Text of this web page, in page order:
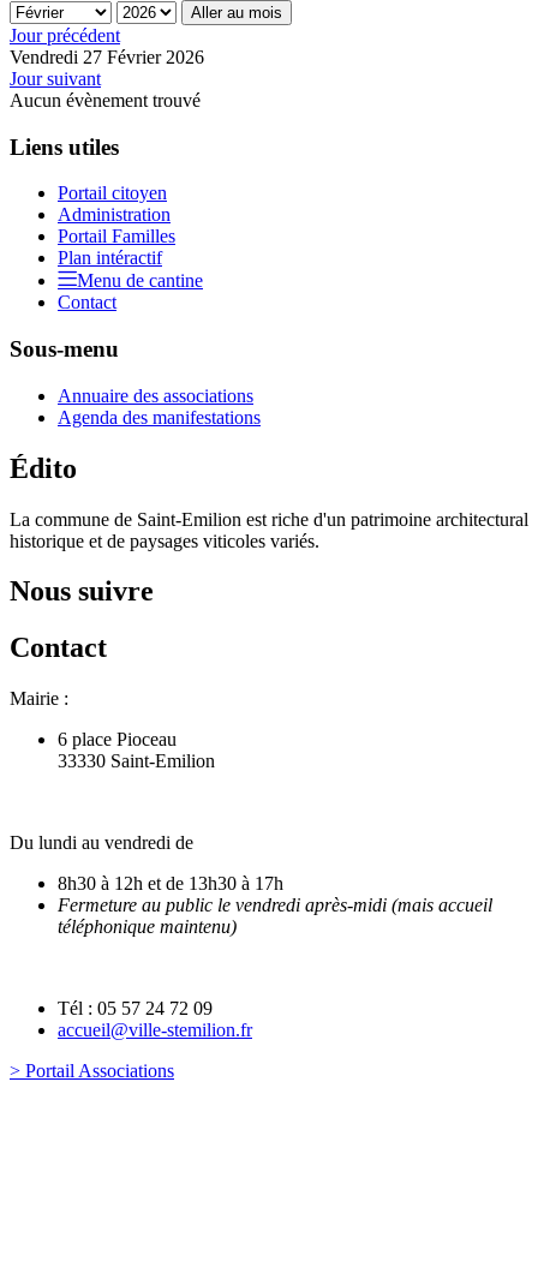
Aller au mois
Jour précédent
Vendredi 27 Février 2026
Jour suivant
Aucun évènement trouvé
Liens utiles
Portail citoyen
Administration
Portail Familles
Plan intéractif
Menu de cantine
Contact
Sous-menu
Annuaire des associations
Agenda des manifestations
Édito
La commune de Saint-Emilion est riche d'un patrimoine architectural
historique et de paysages viticoles variés.
Nous suivre
Contact
Mairie :
6 place Pioceau
33330 Saint-Emilion
Du lundi au vendredi de
8h30 à 12h et de 13h30 à 17h
Fermeture au public le vendredi après-midi (mais accueil
téléphonique maintenu)
Tél : 05 57 24 72 09
accueil@ville-stemilion.fr
> Portail Associations